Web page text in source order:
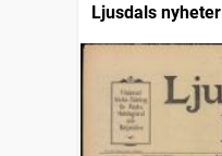
Ljusdals nyheter